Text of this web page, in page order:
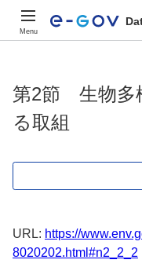
Menu
第2節 生物多
る取組
URL: https://
8020202.html#n2_2_2